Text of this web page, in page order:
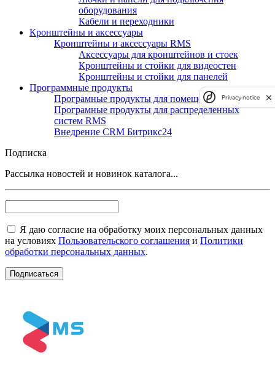
оборудования
Кабели и переходники
Кронштейны и аксессуары
Кронштейны и аксессуары RMS
Аксессуары для кронштейнов и стоек
Кронштейны и стойки для видеостен
Кронштейны и стойки для панелей
Программные продукты
Програмные продукты для помещений RMS
Програмные продукты для распределенных
систем RMS
Внедрение CRM Битрикс24
Подписка
Рассылка новостей и новинок каталога...
Я даю согласие на обработку моих персональных данных
на условиях Пользовательского соглашения и Политики
обработки персональных данных.
Privacy notice